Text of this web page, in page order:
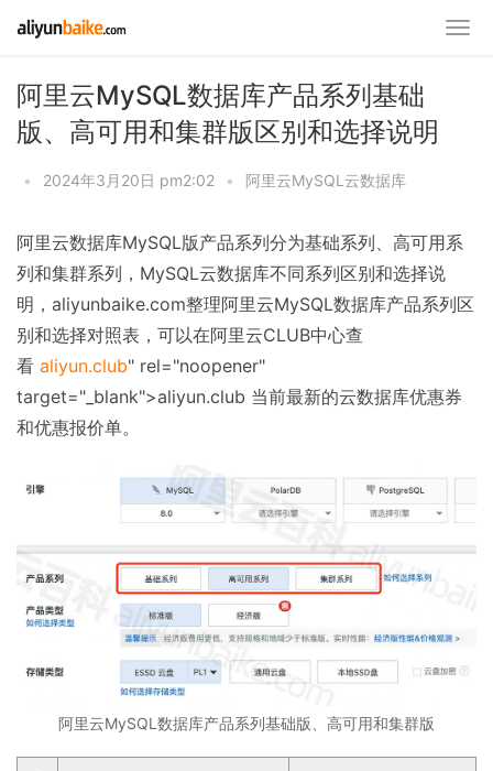
阿里云MySQL数据库产品系列基础
版、高可用和集群版区别和选择说明
• 2024年3月20日 pm2:02 • 阿里云MySQL云数据库
阿里云数据库MySQL版产品系列分为基础系列、高可用系
列和集群系列，MySQL云数据库不同系列区别和选择说
明，aliyunbaike.com整理阿里云MySQL数据库产品系列区
别和选择对照表，可以在阿里云CLUB中心查
看 aliyun.club" rel="noopener"
target="_blank">aliyun.club 当前最新的云数据库优惠券
和优惠报价单。
阿里云MySQL数据库产品系列基础版、高可用和集群版